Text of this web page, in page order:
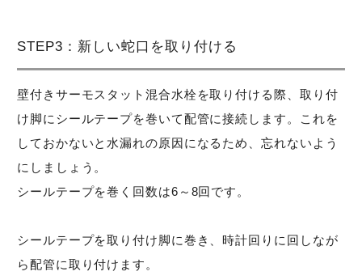
STEP3：新しい蛇口を取り付ける
壁付きサーモスタット混合水栓を取り付ける際、取り付
け脚にシールテープを巻いて配管に接続します。これを
しておかないと水漏れの原因になるため、忘れないよう
にしましょう。
シールテープを巻く回数は6～8回です。
シールテープを取り付け脚に巻き、時計回りに回しなが
ら配管に取り付けます。